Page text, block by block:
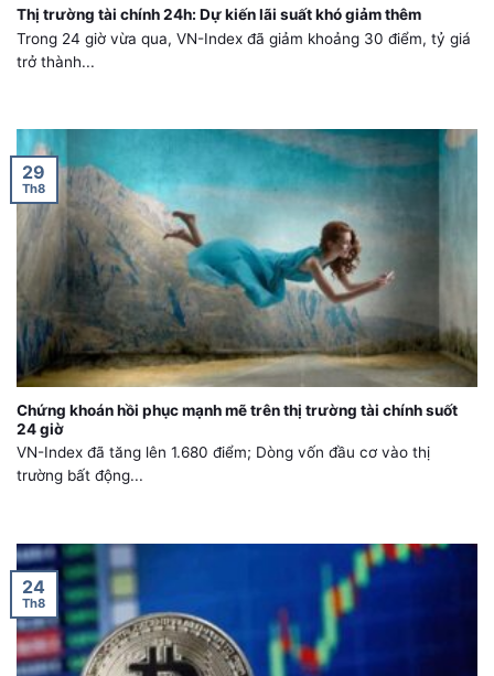
Thị trường tài chính 24h: Dự kiến lãi suất khó giảm thêm
Trong 24 giờ vừa qua, VN-Index đã giảm khoảng 30 điểm, tỷ giá
trở thành...
Chứng khoán hồi phục mạnh mẽ trên thị trường tài chính suốt
24 giờ
VN-Index đã tăng lên 1.680 điểm; Dòng vốn đầu cơ vào thị
trường bất động...
29
Th8
24
Th8